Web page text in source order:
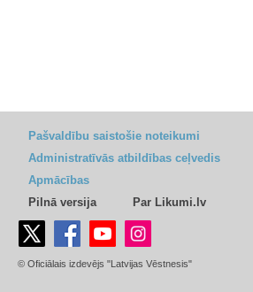
Pašvaldību saistošie noteikumi
Administratīvās atbildības ceļvedis
Apmācības
Pilnā versija
Par Likumi.lv
© Oficiālais izdevējs "Latvijas Vēstnesis"